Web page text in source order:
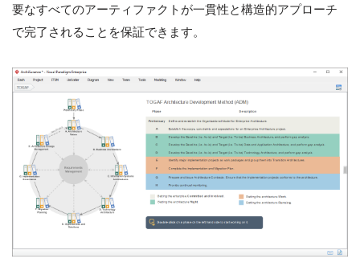
要なすべてのアーティファクトが一貫性と構造的アプローチ
で完了されることを保証できます。